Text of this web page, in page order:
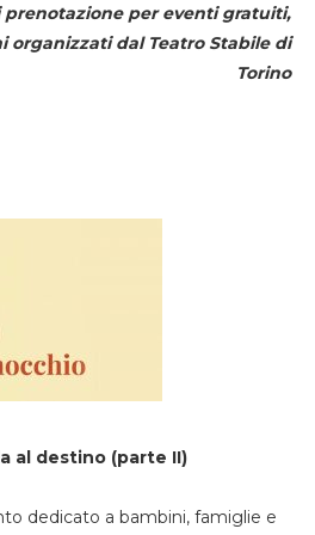
prenotazione per eventi gratuiti,
organizzati dal Teatro Stabile di
Torino
al destino (parte II)
dedicato a bambini, famiglie e